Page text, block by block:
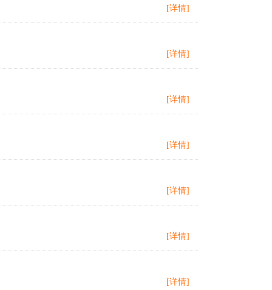
[详情]
[详情]
[详情]
[详情]
[详情]
[详情]
[详情]